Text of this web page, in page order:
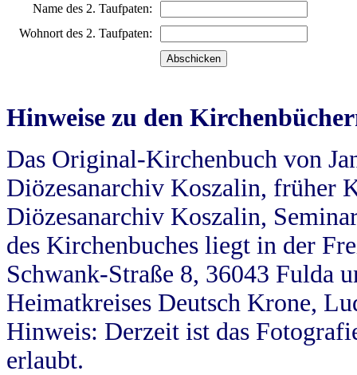
Name des 2. Taufpaten:
Wohnort des 2. Taufpaten:
Hinweise zu den
Das Original-Kirchenbuch von
Diözesanarchiv Koszalin, früher
Diözesanarchiv Koszalin,
des Kirchenbuches liegt in der
Schwank-Straße 8, 36043 Fulda
Heimatkreises Deutsch Krone,
Hinweis: Derzeit ist das
erlaubt.